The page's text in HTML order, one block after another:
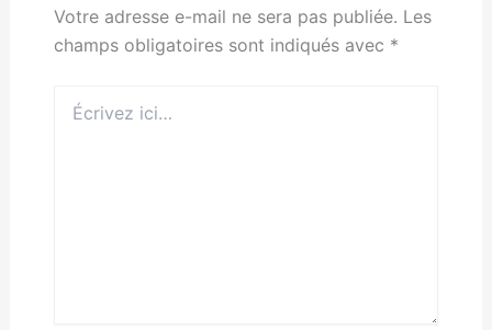
Votre adresse e-mail ne sera pas publiée. Les
champs obligatoires sont indiqués avec *
ici…